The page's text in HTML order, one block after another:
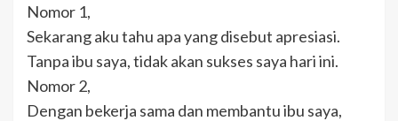
Nomor 1,
Sekarang aku tahu apa yang disebut apresiasi.
Tanpa ibu saya, tidak akan sukses saya hari ini.
Nomor 2,
Dengan bekerja sama dan membantu ibu saya,